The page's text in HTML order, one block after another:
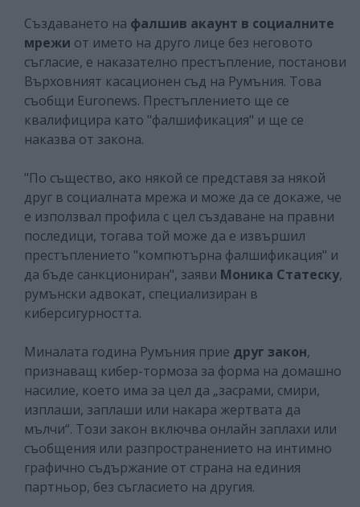
Създаването на фалшив акаунт в социалните
мрежи от името на друго лице без неговото
съгласие, е наказателно престъпление, постанови
Върховният касационен съд на Румъния. Това
съобщи Euronews. Престъплението ще се
квалифицира като "фалшификация" и ще се
наказва от закона.
"По същество, ако някой се представя за някой
друг в социалната мрежа и може да се докаже, че
е използвал профила с цел създаване на правни
последици, тогава той може да е извършил
престъплението "компютърна фалшификация" и
да бъде санкциониран", заяви Моника Статеску,
румънски адвокат, специализиран в
киберсигурността.
Миналата година Румъния прие друг закон,
признаващ кибер-тормоза за форма на домашно
насилие, което има за цел да „засрами, смири,
изплаши, заплаши или накара жертвата да
мълчи“. Този закон включва онлайн заплахи или
съобщения или разпространението на интимно
графично съдържание от страна на единия
партньор, без съгласието на другия.